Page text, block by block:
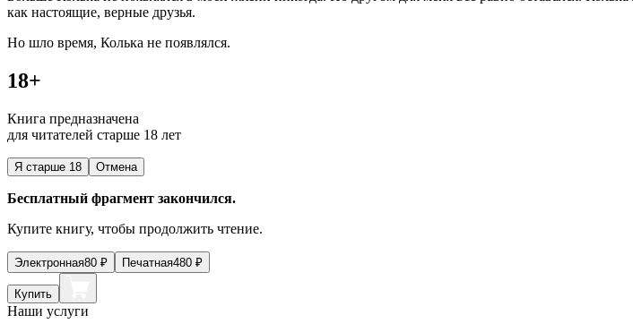
как настоящие, верные друзья.
Но шло время, Колька не появлялся.
18+
Книга предназначена
для читателей старше 18 лет
Я старше 18 Отмена
Бесплатный фрагмент закончился.
Купите книгу, чтобы продолжить чтение.
Электронная80 ₽ Печатная480 ₽
Купить
Наши услуги